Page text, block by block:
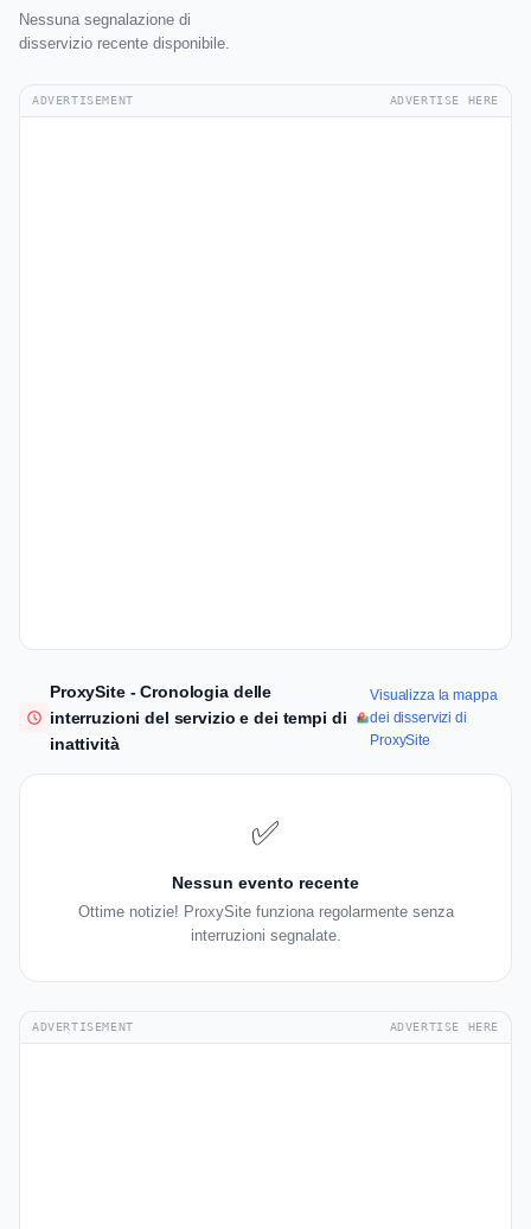
Nessuna segnalazione di
disservizio recente disponibile.
ADVERTISEMENT ADVERTISE HERE
ProxySite - Cronologia delle
interruzioni del servizio e dei tempi di
inattività
Visualizza la mappa
dei disservizi di
ProxySite
✅
Nessun evento recente
Ottime notizie! ProxySite funziona regolarmente senza
interruzioni segnalate.
ADVERTISEMENT ADVERTISE HERE